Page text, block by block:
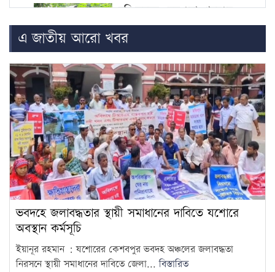
5
চুরি করতে এসে ধরা, গৃহবধূর
কামড়ে চোরের আঙুল বিচ্ছিন্ন
6
জুলাই শহিদ পরিবার ও আহতদের
জন্য ফ্ল্যাট নির্মাণকাজের উদ্বোধন
সেপ্টেম্বরে
7
ফ্যাসিবাদবিরোধী আন্দোলনের সব
হত্যার স্বচ্ছ বিচার হবে: প্রধানমন্ত্রী
8
ছাত্রদল-শিবিরের সংঘর্ষে উত্তপ্ত
জগন্নাথ বিশ্ববিদ্যালয়, তদন্ত কমিটি
গঠন
9
প্রকাশ
এ জাতীয় আরো খবর
ভবদহে জলাবদ্ধতার স্থায়ী সমাধানের দাবিতে যশোরে
অবস্থান কর্মসূচি
ইয়ানূর রহমান : যশোরের কেশবপুর ভবদহ অঞ্চলের জলাবদ্ধতা
নিরসনে স্থায়ী সমাধানের দাবিতে জেলা...বিস্তারিত